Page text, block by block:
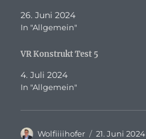
26. Juni 2024
In "Allgemein"
VR Konstrukt Test 5
4. Juli 2024
In "Allgemein"
Autor
Wolfiiiihofer
Veröffentlicht
21. Juni 2024